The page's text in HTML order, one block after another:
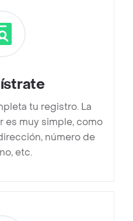
tu registro. La
es muy simple, como
número de
etc.